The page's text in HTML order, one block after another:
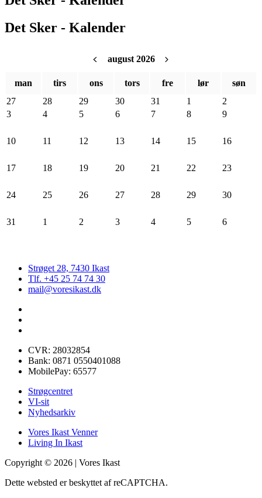
Det Sker - Kalender
august 2026
man tirs ons tors fre lør
søn
27
28 29 30 31 1
2
3
4 5 6 7 8 9
10 11 12 13 14 15 16
17 18 19 20 21 22 23
24 25 26 27 28 29 30
31 1 2 3 4 5 6
Strøget 28, 7430 Ikast
Tlf. +45 25 74 74 30
mail@voresikast.dk
CVR: 28032854
Bank: 0871 0550401088
MobilePay: 65577
Strøgcentret
VI-sit
Nyhedsarkiv
Vores Ikast Venner
Living In Ikast
Copyright © 2026 | Vores Ikast
Dette websted er beskyttet af reCAPTCHA.